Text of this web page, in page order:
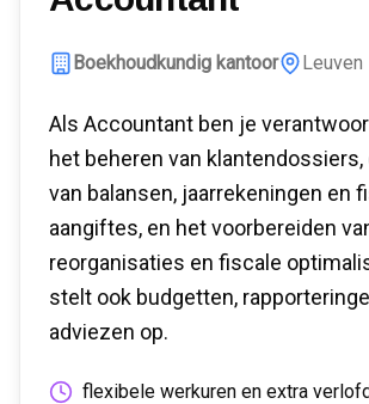
Boekhoudkundig kantoor Leuven
Als Accountant ben je
het beheren van
van balansen, jaarrekeningen en
aangiftes, en het voorbereiden
reorganisaties en fiscale
stelt ook budgetten,
adviezen op.
flexibele werkuren en extra